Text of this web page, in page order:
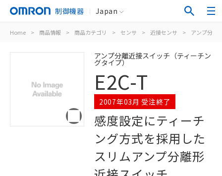
制御機器 Japan
Home > 商品情報 > 商品カテゴリ > センサ > 近接センサ > アンプ分離/
アンプ分離近接スイッチ（ティーチン
グタイプ）
E2C-T
2007年03月 受注終了
感度設定にティーチ
ング方式を採用した
スリムアンプ分離形